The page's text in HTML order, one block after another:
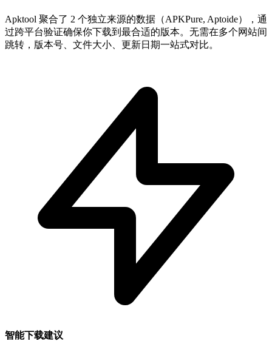
Apktool 聚合了 2 个独立来源的数据（APKPure, Aptoide），通
过跨平台验证确保你下载到最合适的版本。无需在多个网站间
跳转，版本号、文件大小、更新日期一站式对比。
智能下载建议